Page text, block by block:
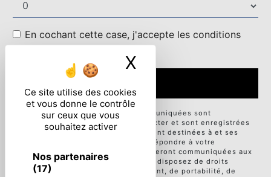
Ce site utilise des cookies
et vous donne le contrôle
sur ceux que vous
souhaitez activer
Nos partenaires
(17)
X Masquer le
En cochant cette case, j'accepte les conditions
particulières ci-dessous **
** Les données personnelles communiquées sont
nécessaires aux fins de vous contacter et sont enregistrées
dans un fichier informatisé. Elles sont destinées à et ses
sous-traitants dans le seul but de répondre à votre
message. Les données collectées seront communiquées aux
seuls destinataires suivants: . Vous disposez de droits
d’accès, de rectification, d’effacement, de portabilité, de